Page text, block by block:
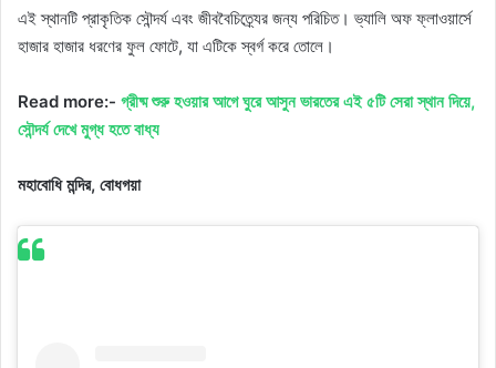
এই স্থানটি প্রাকৃতিক সৌন্দর্য এবং জীববৈচিত্র্যের জন্য পরিচিত। ভ্যালি অফ ফ্লাওয়ার্সে
হাজার হাজার ধরণের ফুল ফোটে, যা এটিকে স্বর্গ করে তোলে।
Read more:- গ্রীষ্ম শুরু হওয়ার আগে ঘুরে আসুন ভারতের এই ৫টি সেরা স্থান দিয়ে,
সৌন্দর্য দেখে মুগ্ধ হতে বাধ্য
মহাবোধি মন্দির, বোধগয়া